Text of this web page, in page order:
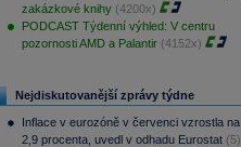
zakázkové knihy (4200x)
PODCAST Týdenní výhled: V centru
pozornosti AMD a Palantir (4152x)
Nejdiskutovanější zprávy týdne
Inflace v eurozóně v červenci vzrostla na
2,9 procenta, uvedl v odhadu Eurostat (5)